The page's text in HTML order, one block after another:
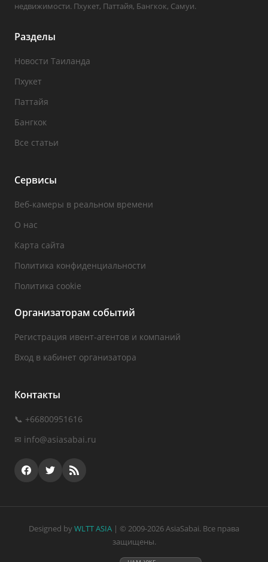
недвижимости. Пхукет, Паттайя, Бангкок, Самуи.
Разделы
Новости Таиланда
Пхукет
Паттайя
Бангкок
Все статьи
Сервисы
Веб-камеры в реальном времени
О нас
Карта сайта
Политика конфиденциальности
Политика cookie
Организаторам событий
Регистрация ивент-агентов и компаний
Вход в кабинет организатора
Контакты
📞 +66800951616
✉ info@asiasabai.ru
Designed by WLTT ASIA | © 2009-2026 AsiaSabai. Все права
защищены.